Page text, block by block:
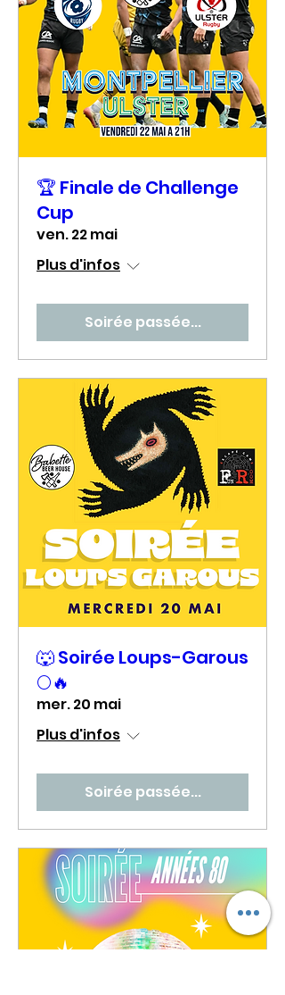
🏆 Finale de Challenge
Cup
ven. 22 mai
Plus d'infos
Soirée passée...
🐺 Soirée Loups-Garous
🌕🔥
mer. 20 mai
Plus d'infos
Soirée passée...